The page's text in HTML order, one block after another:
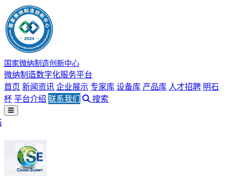
国家微纳制造创新中心
微纳制造数字化服务平台
首页 新闻资讯企业展示 专家库设备库 产品库 人才招聘 明石
杯平台介绍 联系我们 搜索